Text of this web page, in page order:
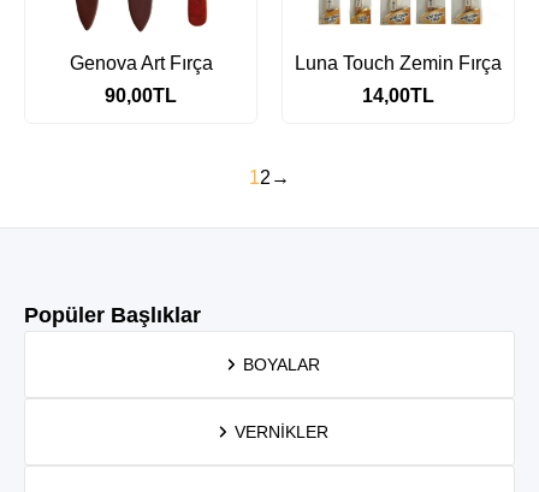
Genova Art Fırça
90,00TL
Luna Touch Zemin Fırça
14,00TL
12 →
Popüler Başlıklar
BOYALAR
VERNIKLER